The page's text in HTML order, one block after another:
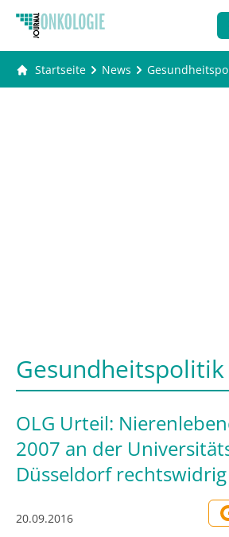
Startseite News
Gesundheitspolitik
OLG Urteil:
2007 an der
Düsseldorf rechtswidrig
20.09.2016